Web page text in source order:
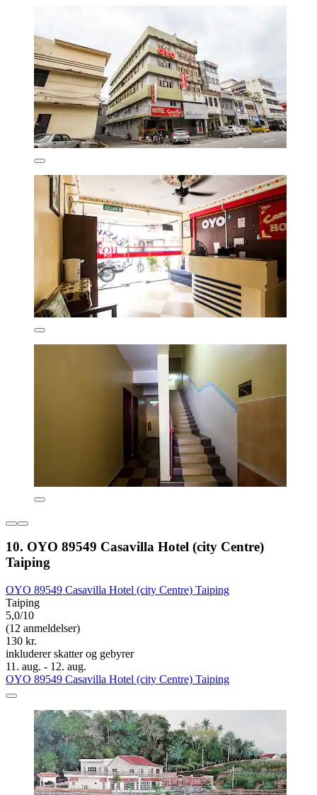
10. OYO 89549 Casavilla Hotel (city Centre)
Taiping
OYO 89549 Casavilla Hotel (city Centre) Taiping
Taiping
5,0/10
(12 anmeldelser)
130 kr.
inkluderer skatter og gebyrer
11. aug. - 12. aug.
OYO 89549 Casavilla Hotel (city Centre) Taiping